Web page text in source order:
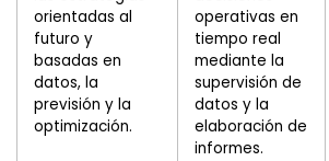
orientadas al
futuro y
basadas en
datos, la
previsión y la
optimización.
operativas en
tiempo real
mediante la
supervisión de
datos y la
elaboración de
informes.